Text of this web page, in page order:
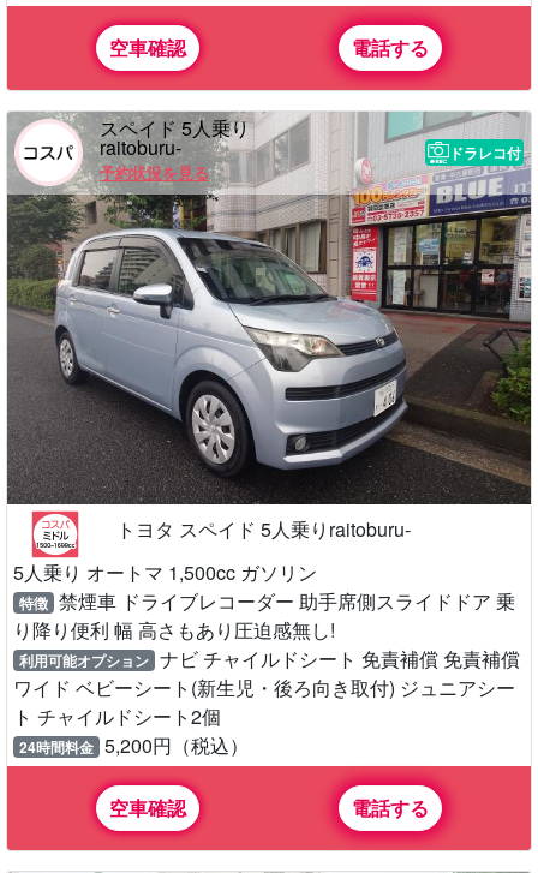
空車確認 電話する
スペイド 5人乗り
raitoburu-
予約状況を見る
ドラレコ付
トヨタ スペイド 5人乗りraitoburu-
5人乗り オートマ 1,500cc ガソリン
特徴 禁煙車 ドライブレコーダー 助手席側スライドドア 乗
り降り便利 幅 高さもあり圧迫感無し!
利用可能オプション ナビ チャイルドシート 免責補償 免責補償
ワイド ベビーシート(新生児・後ろ向き取付) ジュニアシー
ト チャイルドシート2個
24時間料金 5,200円（税込）
空車確認 電話する